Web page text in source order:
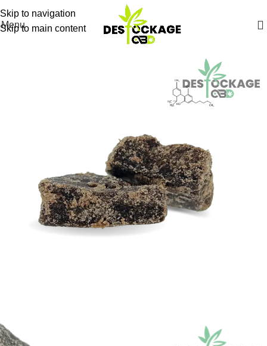
Skip to navigation
Skip to main content
Menu